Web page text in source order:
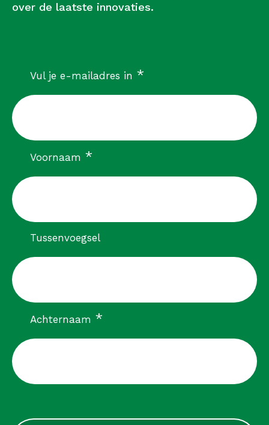
over de laatste innovaties.
Vul je e-mailadres in *verplicht
Voornaam *verplicht
Tussenvoegsel
Achternaam *verplicht